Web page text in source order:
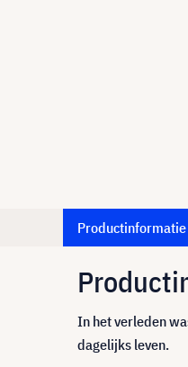
Productinformatie
In het verleden
dagelijks leven.